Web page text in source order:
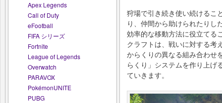
Apex Legends
Call of Duty
eFootball
FIFA シリーズ
Fortnite
League of Legends
Overwatch
PARAVOX
PokémonUNITE
PUBG
狩場で引き続き使い続けるこ
り、仲間から助けられたりし
効率的な移動方法に役立てる
クラフトは、戦いに対する考
からくりの異なる組み合わせ
らくり」システムを作り上げ
ていきます。